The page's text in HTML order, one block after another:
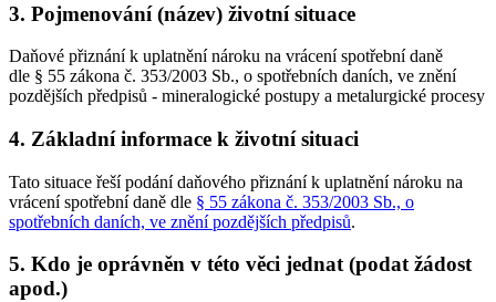
3. Pojmenování (název) životní situace
Daňové přiznání k uplatnění nároku na vrácení spotřební daně
dle § 55 zákona č. 353/2003 Sb., o spotřebních daních, ve znění
pozdějších předpisů - mineralogické postupy a metalurgické procesy
4. Základní informace k životní situaci
Tato situace řeší podání daňového přiznání k uplatnění nároku na
vrácení spotřební daně dle § 55 zákona č. 353/2003 Sb., o
spotřebních daních, ve znění pozdějších předpisů.
5. Kdo je oprávněn v této věci jednat (podat žádost
apod.)